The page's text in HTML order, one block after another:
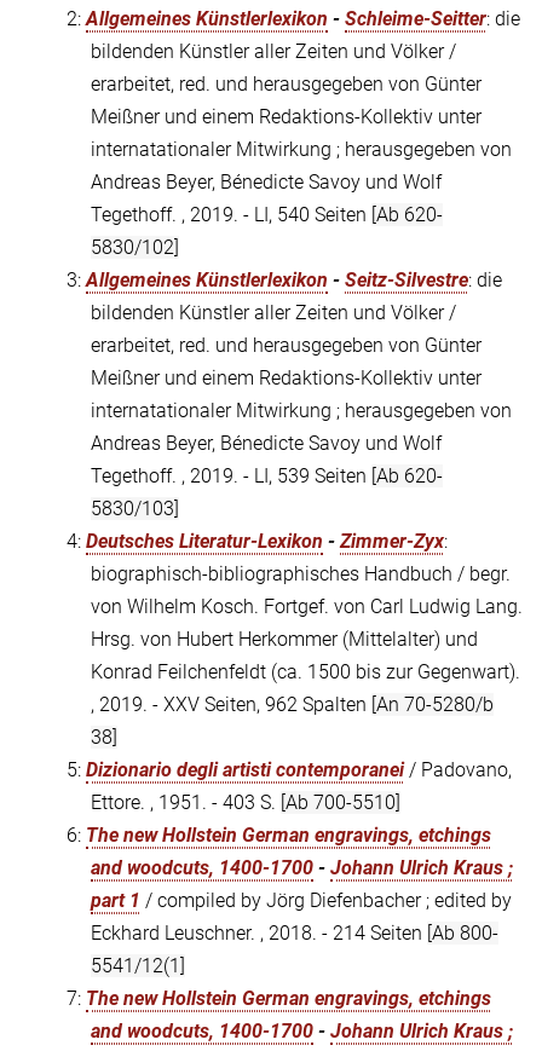
2:Allgemeines Künstlerlexikon - Schleime-Seitter: die
bildenden Künstler aller Zeiten und Völker /
erarbeitet, red. und herausgegeben von Günter
Meißner und einem Redaktions-Kollektiv unter
internatationaler Mitwirkung ; herausgegeben von
Andreas Beyer, Bénedicte Savoy und Wolf
Tegethoff. , 2019. - LI, 540 Seiten [Ab 620-
5830/102]
3:Allgemeines Künstlerlexikon - Seitz-Silvestre: die
bildenden Künstler aller Zeiten und Völker /
erarbeitet, red. und herausgegeben von Günter
Meißner und einem Redaktions-Kollektiv unter
internatationaler Mitwirkung ; herausgegeben von
Andreas Beyer, Bénedicte Savoy und Wolf
Tegethoff. , 2019. - LI, 539 Seiten [Ab 620-
5830/103]
4: Deutsches Literatur-Lexikon -Zimmer-Zyx:
biographisch-bibliographisches Handbuch / begr.
von Wilhelm Kosch. Fortgef. von Carl Ludwig Lang.
Hrsg. von Hubert Herkommer (Mittelalter) und
Konrad Feilchenfeldt (ca. 1500 bis zur Gegenwart).
, 2019. - XXV Seiten, 962 Spalten [An 70-5280/b
38]
5: Dizionario degli artisti contemporanei/ Padovano,
Ettore. , 1951. - 403 S. [Ab 700-5510]
6: The new Hollstein German engravings, etchings
and woodcuts, 1400-1700 - Johann Ulrich Kraus ;
part 1 / compiled by Jörg Diefenbacher ; edited by
Eckhard Leuschner. , 2018. - 214 Seiten [Ab 800-
5541/12(1]
7: The new Hollstein German engravings, etchings
and woodcuts, 1400-1700 - Johann Ulrich Kraus ;